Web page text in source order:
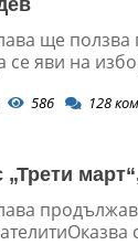
ще ползва
се яви на
586 128
„Трети